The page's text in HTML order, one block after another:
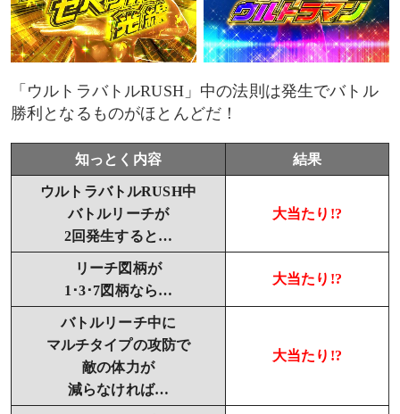
「ウルトラバトルRUSH」中の法則は発生でバトル
勝利となるものがほとんどだ！
知っとく内容 結果
ウルトラバトルRUSH中
バトルリーチが
2回発生すると…
大当たり!?
リーチ図柄が
1･3･7図柄なら…
大当たり!?
バトルリーチ中に
マルチタイプの攻防で
敵の体力が
減らなければ…
大当たり!?